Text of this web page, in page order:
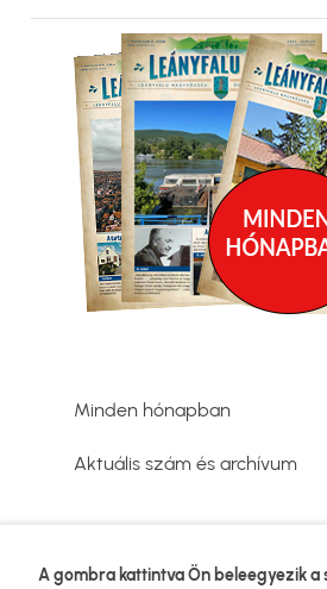
Minden hónapban
Aktuális szám és archívum
Adatvédelmi tájékoztató
A gombra kattintva Ön beleegyezik a